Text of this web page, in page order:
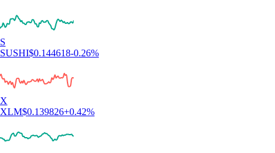
S
SUSHI$0.144618-0.26%
X
XLM$0.139826+0.42%